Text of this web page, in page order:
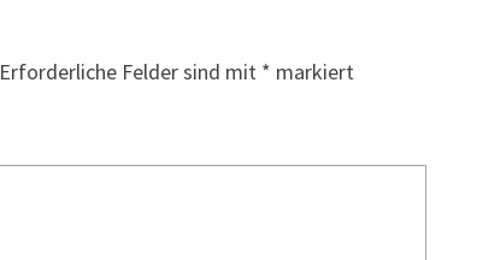
Erforderliche Felder sind mit * markiert